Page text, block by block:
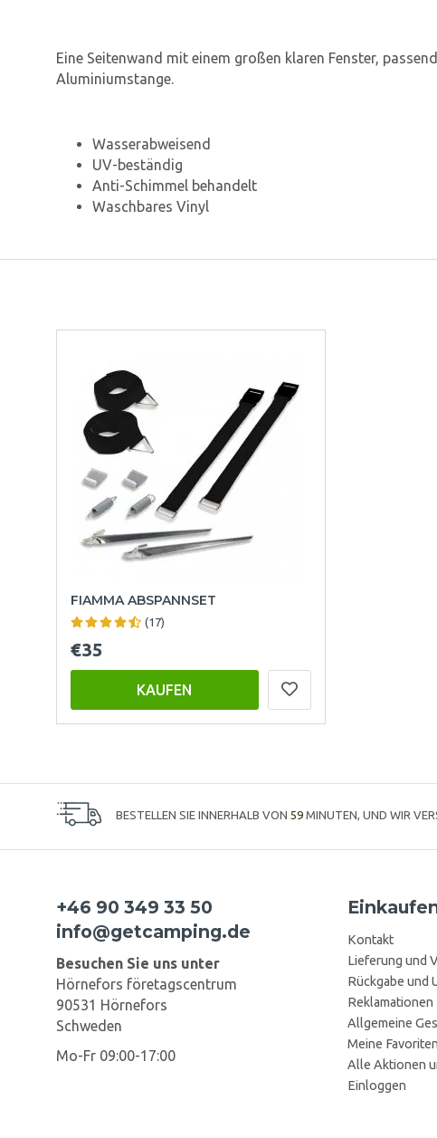
Eine Seitenwand mit einem großen klaren Fenster,
Aluminiumstange.
Wasserabweisend
UV-beständig
Anti-Schimmel behandelt
Waschbares Vinyl
FIAMMA ABSPANNSET
(17)
€35
KAUFEN
BESTELLEN SIE INNERHALB VON 59 MINUTEN, UND WIR
+46 90 349 33 50
info@getcamping.de
Besuchen Sie uns unter
Hörnefors företagscentrum
90531 Hörnefors
Schweden
Mo-Fr 09:00-17:00
Kontakt
Lieferung und
Rückgabe und
Reklamationen
Allgemeine
Meine Favoriten
Alle Aktionen
Einloggen